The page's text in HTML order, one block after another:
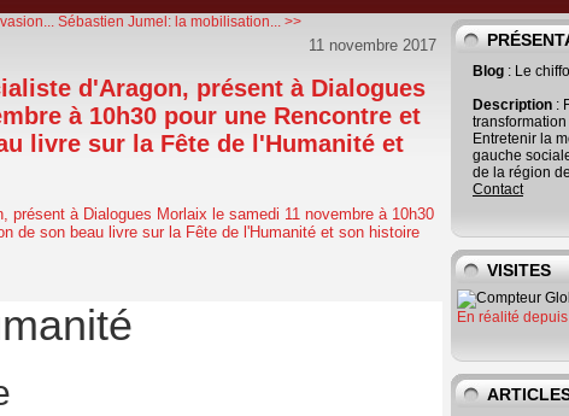
Sébastien Jumel: la mobilisation... >>
11 novembre 2017
d'Aragon, présent à Dialogues
à 10h30 pour une Rencontre et
livre sur la Fête de l'Humanité et
Blog : Le
Description :
Entretenir la
gauche
de la région
Contact
VISITES
En réalité